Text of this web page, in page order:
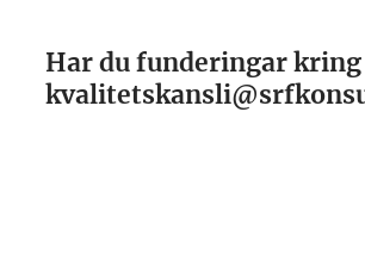
Har du funderingar